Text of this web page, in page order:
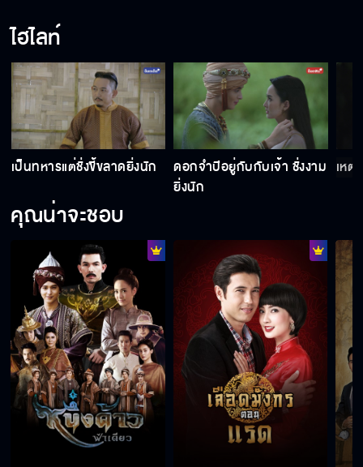
ไฮไลท์
เป็นทหารแต่ชั่งขี้ขลาดยิ่งนัก
ดอกจำปีอยู่กับกับเจ้า ชั่งงาม
ยิ่งนัก
เหตุ
คุณน่าจะชอบ